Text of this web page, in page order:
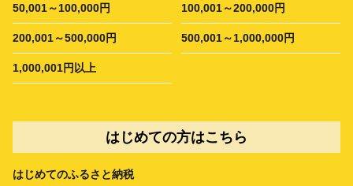
50,001～100,000円 100,001～200,000円
200,001～500,000円 500,001～1,000,000円
1,000,001円以上
はじめての方はこちら
はじめてのふるさと納税